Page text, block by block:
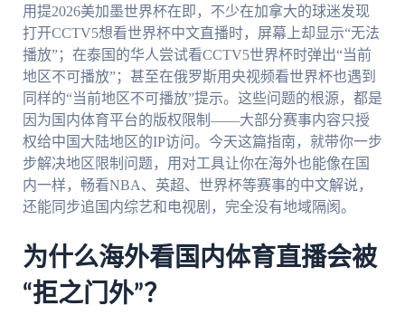
用提2026美加墨世界杯在即，不少在加拿大的球迷发现
打开CCTV5想看世界杯中文直播时，屏幕上却显示“无法
播放”；在泰国的华人尝试看CCTV5世界杯时弹出“当前
地区不可播放”；甚至在俄罗斯用央视频看世界杯也遇到
同样的“当前地区不可播放”提示。这些问题的根源，都是
因为国内体育平台的版权限制——大部分赛事内容只授
权给中国大陆地区的IP访问。今天这篇指南，就带你一步
步解决地区限制问题，用对工具让你在海外也能像在国
内一样，畅看NBA、英超、世界杯等赛事的中文解说，
还能同步追国内综艺和电视剧，完全没有地域隔阂。
为什么海外看国内体育直播会被
“拒之门外”？